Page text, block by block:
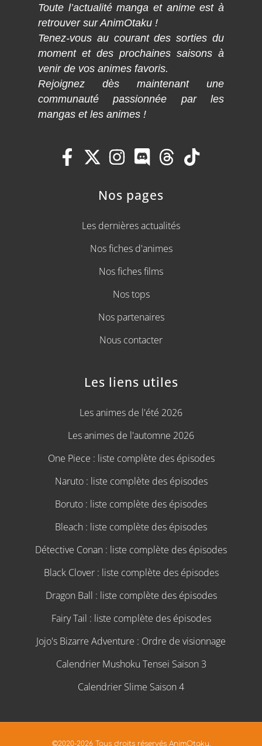
Toute l’actualité manga et anime est à
retrouver sur AnimOtaku !
Tenez-vous au courant des sorties du
moment et des prochaines saisons à
venir de vos animes favoris.
Rejoignez dès maintenant une
communauté passionnée par les
mangas et les animes !
Nos pages
Les dernières actualités
Nos fiches d'animes
Nos fiches films
Nos tops
Nos partenaires
Nous contacter
Les liens utiles
Les animes de l'été 2026
Les animes de l'automne 2026
One Piece : liste complète des épisodes
Naruto : liste complète des épisodes
Boruto : liste complète des épisodes
Bleach : liste complète des épisodes
Détective Conan : liste complète des épisodes
Black Clover : liste complète des épisodes
Dragon Ball : liste complète des épisodes
Fairy Tail : liste complète des épisodes
Jojo's Bizarre Adventure : Ordre de visionnage
Calendrier Mushoku Tensei Saison 3
Calendrier Slime Saison 4
©2020-2026 Tous droits réservés AnimOtaku.